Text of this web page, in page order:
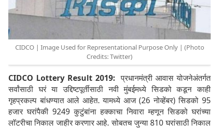
CIDCO | Image Used for Representational Purpose Only | (Photo
Credits: Twitter)
CIDCO Lottery Result 2019: प्रधानमंत्री आवास योजनेअंतर्गत
सर्वांसाठी घरं या उद्दिष्टपूर्तीसाठी नवी मुंबईमध्ये सिडको कडून काही
गृहप्रकल्प बांधण्यात आले आहेत. यामध्ये आज (26 नोव्हेंबर) सिडको 95
हजार घरांपैकी 9249 कुटुंबांना हक्काचा निवारा म्हणून सिडको घरांच्या
लॉटरीचा निकाल जाहीर करणार आहे. सोबतच जुन्या 810 घरांसाठी निकाल